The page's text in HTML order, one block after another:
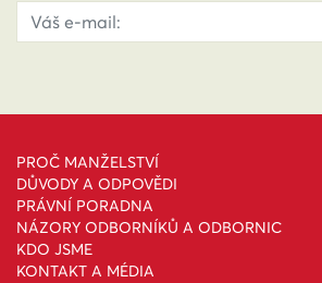
PROČ MANŽELSTVÍ
DŮVODY A ODPOVĚDI
PRÁVNÍ PORADNA
NÁZORY ODBORNÍKŮ A ODBORNIC
KDO JSME
KONTAKT A MÉDIA